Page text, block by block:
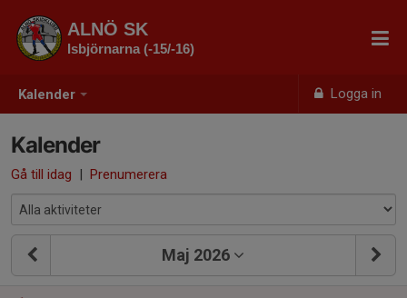
Kalender Logga in
ALNÖ SK
Isbjörnarna (-15/-16)
Kalender
Gå till idag | Prenumerera
Maj 2026